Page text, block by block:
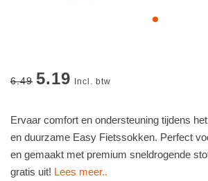
6.49 5.19 Incl. btw
Ervaar comfort en ondersteuning tijdens
en duurzame Easy Fietssokken. Perfect
en gemaakt met premium sneldrogende
gratis uit! Lees meer..